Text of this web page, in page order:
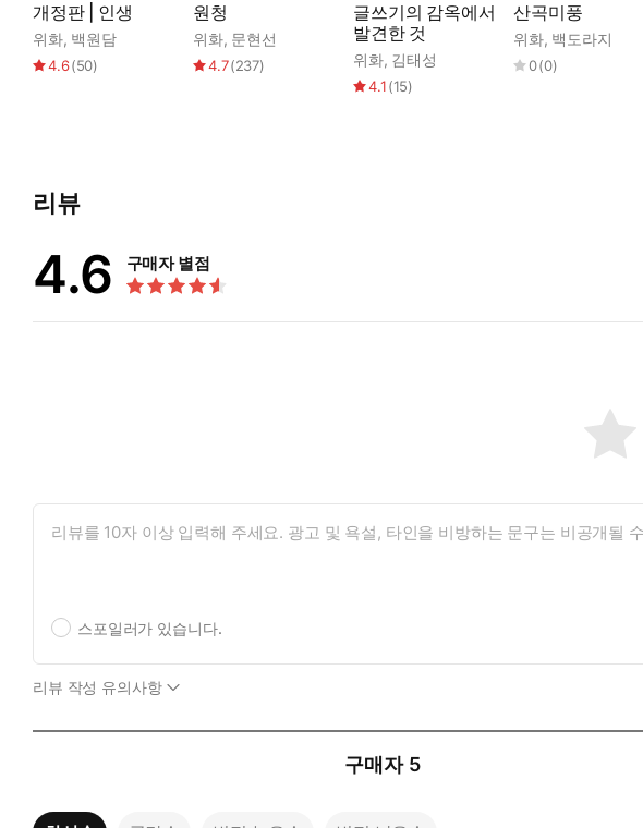
개정판 | 인생
위화, 백원담
4.6(50)
원청
위화, 문현선
4.7(237)
글쓰기의 감옥에서
발견한 것
위화, 김태성
4.1(15)
산곡미풍
위화, 백도라지
0(0)
리뷰
4.6 구매자 별점
스포일러가 있습니다.
리뷰 작성 유의사항
구매자 5